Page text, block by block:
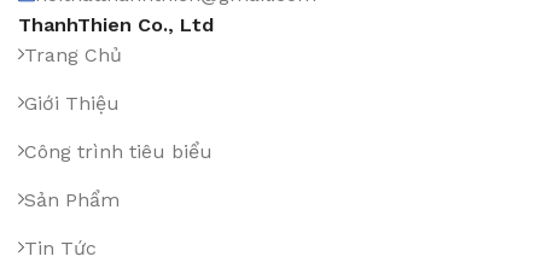
ThanhThien Co., Ltd
Trang Chủ
Giới Thiệu
Công trình tiêu biểu
Sản Phẩm
Tin Tức